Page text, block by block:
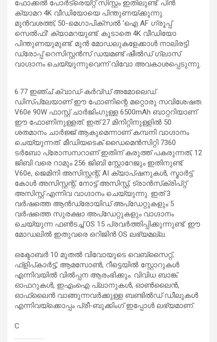
ഫോക്കല്‍ പോര്‍ട്രെയ്റ്റ് സിസ്റ്റം ഇതിലുണ്ട്. പിന്‍
ക്യാമറ 4K വീഡിയോയെ പിന്തുണയ്ക്കുന്നു.
മുന്‍വശത്ത്, 50-മെഗാപിക്‌സല്‍ ‘ഐ AF ഗ്രൂപ്പ്
സെല്‍ഫി’ ക്യാമറയുണ്ട്. കൂടാതെ 4K വീഡിയോ
പിന്തുണയുമുണ്ട്. മുന്‍ മോഡലുകളേക്കാള്‍ നാലിരട്ടി
ഡ്രോപ്പ് റെസിസ്റ്റന്‍സ് ഡയമണ്ട് ഷീല്‍ഡ് ഗ്ലാസ്
വാഗ്ദാനം ചെയ്യുന്നുവെന്ന് വിവോ അവകാശപ്പെടുന്നു.
6.77 ഇഞ്ച് ക്വാഡ്-കര്‍വ്ഡ് അമോലെഡ്
ഡിസ്പ്ലേയാണ് ഈ ഫോണിന്റെ മറ്റൊരു സവിശേഷത.
V60e 90W ഫാസ്റ്റ് ചാര്‍ജിംഗുള്ള 6500mAh ബാറ്ററിയാണ്
ഈ ഫോണിനുള്ളത്. ഇത് 27 മിനിറ്റിനുള്ളില്‍ 50
ശതമാനം ചാര്‍ജ്ജ് ആകുമെന്നാണ് കമ്പനി വാഗ്ദാനം
ചെയ്യുന്നത്. മീഡിയടെക് ഡൈമെന്‍സിറ്റി 7360
ടര്‍ബോ പ്രോസസറാണ് ഇതിന് കരുത്ത് പകരുന്നത്, 12
ജിബി വരെ റാമും 256 ജിബി സ്റ്റോറേജും ഇതിനുണ്ട്.
V60e, ജെമിനി അസിസ്റ്റന്റ്, AI ക്യാപ്ഷനുകള്‍, സ്മാര്‍ട്ട്
കോള്‍ അസിസ്റ്റന്റ്, നോട്ട് അസിസ്റ്റ്, ട്രാന്‍സ്‌ക്രിപ്റ്റ്
അസിസ്റ്റ് എന്നിവ വാഗ്ദാനം ചെയ്യുന്നു. ഇത് 3
വര്‍ഷത്തെ ആന്‍ഡ്രോയിഡ് അപ്ഡേറ്റുകളും 5
വര്‍ഷത്തെ സുരക്ഷാ അപ്ഡേറ്റുകളും വാഗ്ദാനം
ചെയ്യുന്ന ഫണ്‍ടച്ച് OS 15 പ്രവര്‍ത്തിപ്പിക്കുന്നുണ്ട്. ഈ
മോഡലില്‍ ഇതുവരെ ഒറിജിന്‍ OS ലഭ്യമല്ല.
ഒക്ടോബര്‍ 10 മുതല്‍ വിവോയുടെ വെബ്സൈറ്റ്,
ഫ്‌ളിപ്കാര്‍ട്ട്, ആമസോണ്‍, റീട്ടെയില്‍ സ്റ്റോറുകള്‍
എന്നിവയില്‍ വില്‍പ്പന ആരംഭിക്കും. വിവിധ ബാങ്ക്
ഓഫറുകള്‍, ഇഎംഐ പ്ലാനുകള്‍, ഓണ്‍ലൈന്‍,
ഓഫ്‌ലൈന്‍ വാങ്ങുന്നവര്‍ക്കുള്ള ബണ്ടില്‍ഡ് ഡീലുകള്‍
എന്നിവയ്ക്കൊപ്പം പ്രീ-ബുക്കിംഗ് ഇപ്പോള്‍ ലഭ്യമാണ്.
C